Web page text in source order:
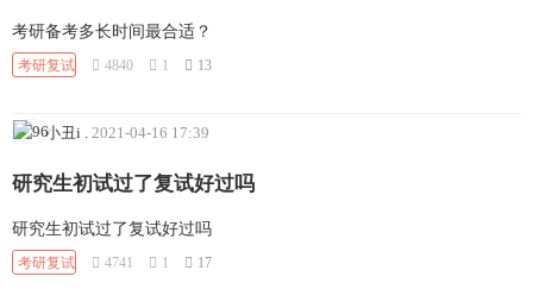
考研备考多长时间最合适？
考研复试 4840 1 13
小丑i 2021-04-16 17:39
研究生初试过了复试好过吗
研究生初试过了复试好过吗
考研复试 4741 1 17